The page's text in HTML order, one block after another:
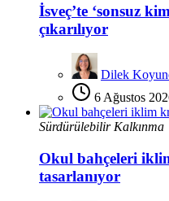
İsveç’te ‘sonsuz
çıkarılıyor
Dilek
6 Ağustos
Sürdürülebilir Kalkınma
Okul bahçeleri
tasarlanıyor